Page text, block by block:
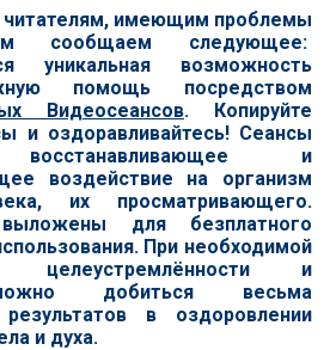
читателям, имеющим проблемы
сообщаем следующее:
уникальная возможность
помощь посредством
Видеосеансов. Копируйте
и оздоравливайтесь! Сеансы
и
воздействие на организм
их просматривающего.
для безплатного
При необходимой
целеустремлённости и
добиться весьма
в оздоровлении
и духа.